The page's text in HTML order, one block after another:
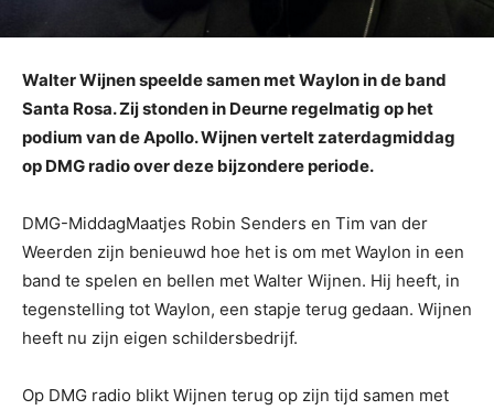
Walter Wijnen speelde samen met Waylon in de band
Santa Rosa. Zij stonden in Deurne regelmatig op het
podium van de Apollo. Wijnen vertelt zaterdagmiddag
op DMG radio over deze bijzondere periode.
DMG-MiddagMaatjes Robin Senders en Tim van der
Weerden zijn benieuwd hoe het is om met Waylon in een
band te spelen en bellen met Walter Wijnen. Hij heeft, in
tegenstelling tot Waylon, een stapje terug gedaan. Wijnen
heeft nu zijn eigen schildersbedrijf.
Op DMG radio blikt Wijnen terug op zijn tijd samen met